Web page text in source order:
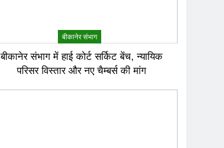
बीकानेर संभाग
बीकानेर संभाग में हाई कोर्ट सर्किट बेंच, न्यायिक
परिसर विस्तार और नए चैम्बर्स की मांग